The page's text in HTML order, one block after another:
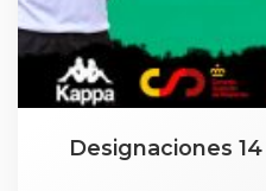
Designaciones 14